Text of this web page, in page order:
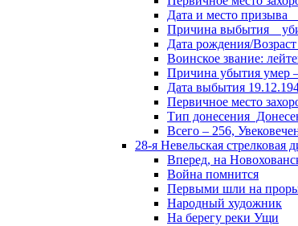
Дата и место
Причина выбытия
Дата рождения/
Воинское звание:
Причина убытия умер
Дата выбытия
Первичное место
Тип донесения
Всего – 256,
28-я Невельская стрелковая
Вперед, на
Война помнится
Первыми шли на
Народный художник
На берегу реки Ущи